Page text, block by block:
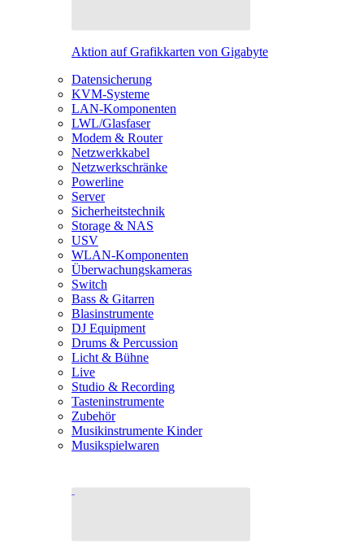
Aktion auf Grafikkarten von Gigabyte
Datensicherung
KVM-Systeme
LAN-Komponenten
LWL/Glasfaser
Modem & Router
Netzwerkkabel
Netzwerkschränke
Powerline
Server
Sicherheitstechnik
Storage & NAS
USV
WLAN-Komponenten
Überwachungskameras
Switch
Bass & Gitarren
Blasinstrumente
DJ Equipment
Drums & Percussion
Licht & Bühne
Live
Studio & Recording
Tasteninstrumente
Zubehör
Musikinstrumente Kinder
Musikspielwaren